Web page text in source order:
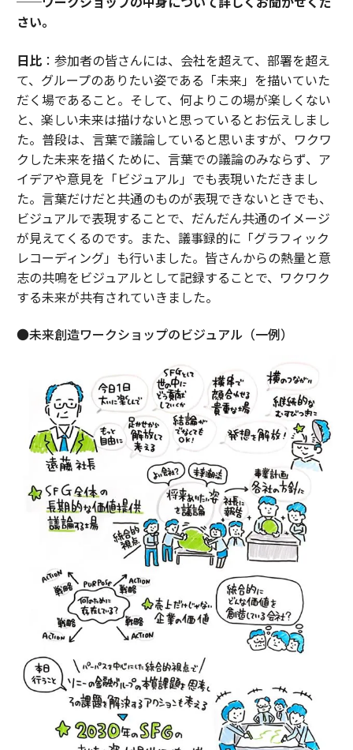
さい。
日比：参加者の皆さんには、会社を超えて、部署を超え
て、グループのありたい姿である「未来」を描いていた
だく場であること。そして、何よりこの場が楽しくない
と、楽しい未来は描けないと思っているとお伝えしまし
た。普段は、言葉で議論していると思いますが、ワクワ
クした未来を描くために、言葉での議論のみならず、ア
イデアや意見を「ビジュアル」でも表現いただきまし
た。言葉だけだと共通のものが表現できないときでも、
ビジュアルで表現することで、だんだん共通のイメージ
が見えてくるのです。また、議事録的に「グラフィック
レコーディング」も行いました。皆さんからの熱量と意
志の共鳴をビジュアルとして記録することで、ワクワク
する未来が共有されていきました。
●未来創造ワークショップのビジュアル（一例）